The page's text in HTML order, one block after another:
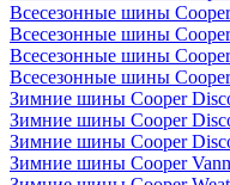
Всесезонные шины
Всесезонные шины
Всесезонные шины
Всесезонные шины
Зимние шины Cooper
Зимние шины Cooper
Зимние шины Cooper
Зимние шины Cooper